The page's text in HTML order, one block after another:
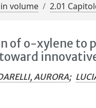
volume 2.01
of o-xylene to
AURORA;